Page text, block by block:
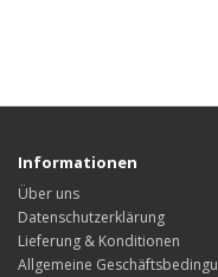
Informationen
Über uns
Datenschutzerklärung
Lieferung & Konditionen
Allgemeine